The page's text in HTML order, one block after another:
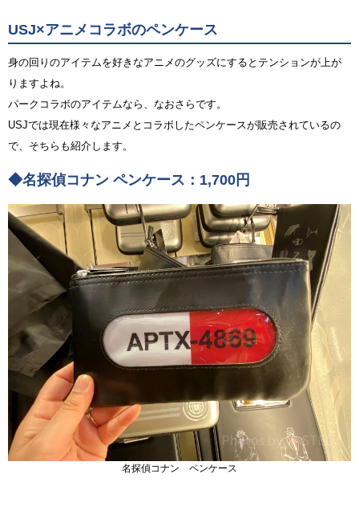
USJ×アニメコラボのペンケース
身の回りのアイテムを好きなアニメのグッズにするとテンションが上が
りますよね。
パークコラボのアイテムなら、なおさらです。
USJでは現在様々なアニメとコラボしたペンケースが販売されているの
で、そちらも紹介します。
◆名探偵コナン ペンケース：1,700円
名探偵コナン ペンケース